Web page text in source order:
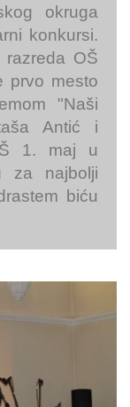
okruga
konkursi.
razreda OŠ
prvo mesto
"Naši
Antić i
1. maj u
za najbolji
biću